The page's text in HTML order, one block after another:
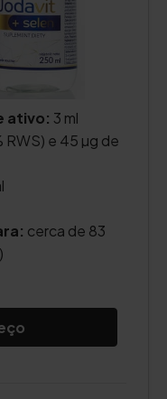
ativo: 3 ml
e 45 µg de
cerca de 83